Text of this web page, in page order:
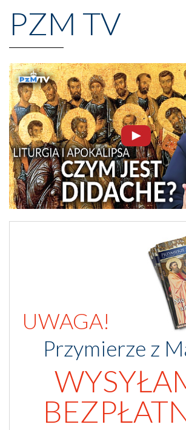
PZM TV
UWAGA!
Przymierze z